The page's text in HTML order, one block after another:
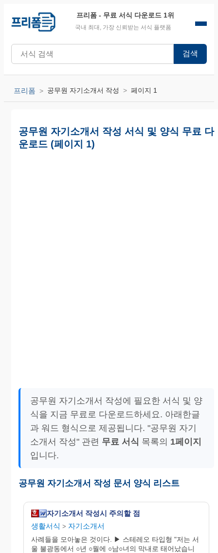
프리폼 - 무료 서식 다운로드 1위
국내 최대, 가장 신뢰받는 서식 플랫폼
검색
프리폼 공무원 자기소개서 작성 페이지 1
공무원 자기소개서 작성 서식 및 양식 무료 다
운로드 (페이지 1)
공무원 자기소개서 작성에 필요한 서식 및 양
식을 지금 무료로 다운로드하세요. 아래한글
과 워드 형식으로 제공됩니다. "공무원 자기
소개서 작성" 관련 무료 서식 목록의 1페이지
입니다.
공무원 자기소개서 작성 문서 양식 리스트
자기소개서 작성시 주의할 점
생활서식 > 자기소개서
사례들을 모아놓은 것이다. ▶ 스테레오 타입형 "저는 서
울 불광동에서 ○년 ○월에 ○남○녀의 막내로 태어났습니